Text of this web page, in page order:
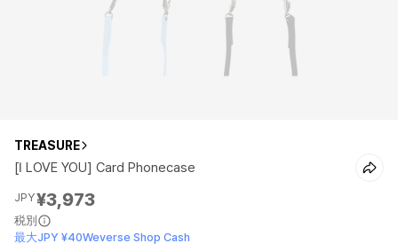
TREASURE
[I LOVE YOU] Card Phonecase
JPY¥3,973
税別
最大JPY ¥40Weverse Shop Cash